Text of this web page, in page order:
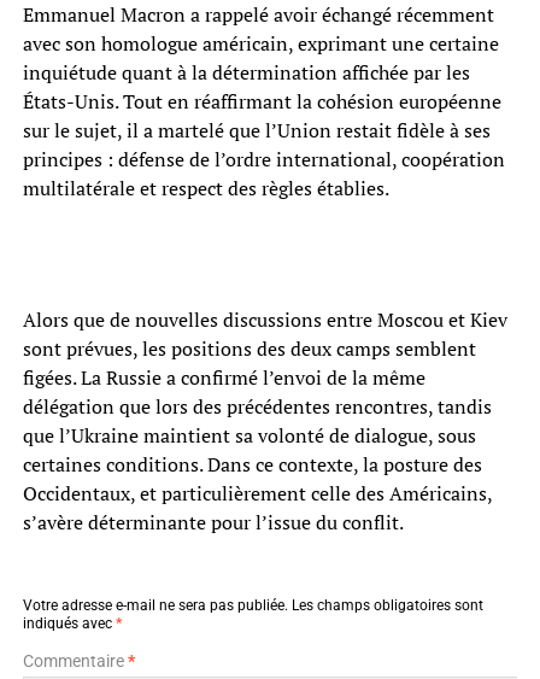
Emmanuel Macron a rappelé avoir échangé récemment
avec son homologue américain, exprimant une certaine
inquiétude quant à la détermination affichée par les
États-Unis. Tout en réaffirmant la cohésion européenne
sur le sujet, il a martelé que l’Union restait fidèle à ses
principes : défense de l’ordre international, coopération
multilatérale et respect des règles établies.
Alors que de nouvelles discussions entre Moscou et Kiev
sont prévues, les positions des deux camps semblent
figées. La Russie a confirmé l’envoi de la même
délégation que lors des précédentes rencontres, tandis
que l’Ukraine maintient sa volonté de dialogue, sous
certaines conditions. Dans ce contexte, la posture des
Occidentaux, et particulièrement celle des Américains,
s’avère déterminante pour l’issue du conflit.
Votre adresse e-mail ne sera pas publiée. Les champs obligatoires sont
indiqués avec *
Commentaire*